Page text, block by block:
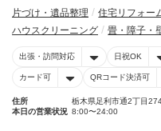
片づけ・遺品整理
住宅リフォー
ハウスクリーニング
畳・障子・
出張・訪問対応 日祝OK
カード可 QRコード決済可
住所
栃木県足利市通2丁目
本日の営業状況 8:00〜24:00